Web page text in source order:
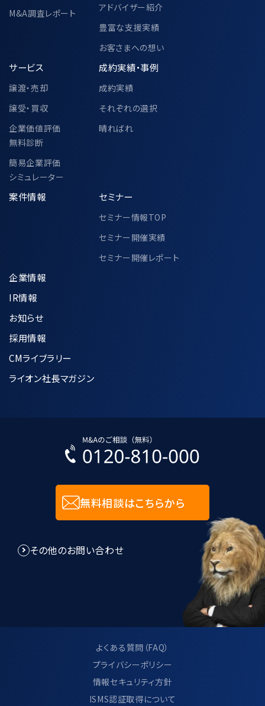
M&A調査レポート
アドバイザー紹介
豊富な支援実績
お客さまへの想い
サービス
譲渡・売却
譲受・買収
企業価値評価
無料診断
簡易企業評価
シミュレーター
成約実績・事例
成約実績
それぞれの選択
晴ればれ
案件情報 セミナー
セミナー情報TOP
セミナー開催実績
セミナー開催レポート
企業情報
IR情報
お知らせ
採用情報
CMライブラリー
ライオン社長マガジン
無料相談はこちらから
その他のお問い合わせ
よくある質問（FAQ）
プライバシーポリシー
情報セキュリティ方針
ISMS認証取得について